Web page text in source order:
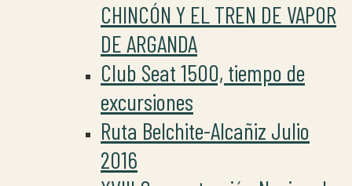
CHINCÓN Y EL TREN DE VAPOR
DE ARGANDA
Club Seat 1500, tiempo de
excursiones
Ruta Belchite-Alcañiz Julio
2016